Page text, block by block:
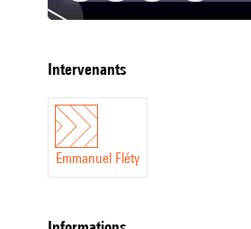
IoT
version
of
intervenants
Emmanuel Fléty